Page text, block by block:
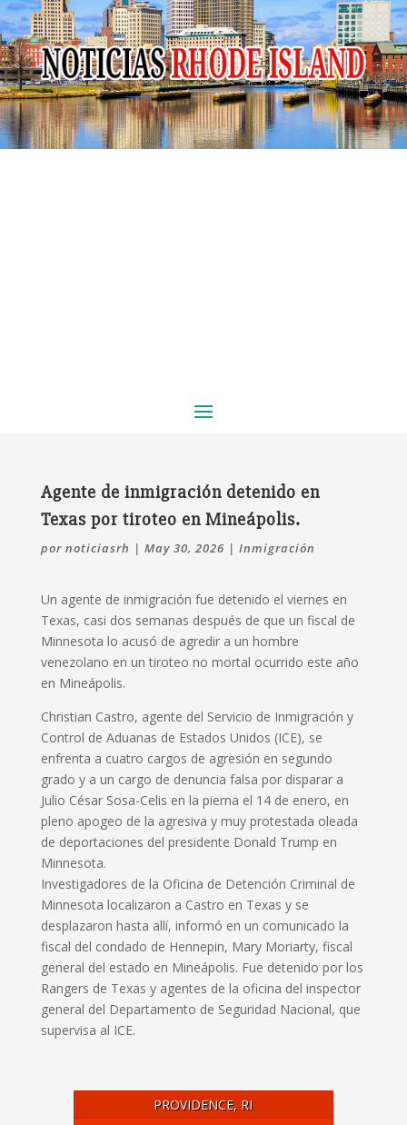
Agente de inmigración detenido en
Texas por tiroteo en Mineápolis.
por noticiasrh | May 30, 2026 | Inmigración
Un agente de inmigración fue detenido el viernes en
Texas, casi dos semanas después de que un fiscal de
Minnesota lo acusó de agredir a un hombre
‌venezolano en un tiroteo no mortal ocurrido este año
en Mineápolis.
Christian Castro, agente del Servicio de Inmigración y
‌Control de Aduanas de Estados Unidos (ICE), se
enfrenta a cuatro cargos de agresión en segundo
grado y a un cargo de denuncia falsa por ​disparar a
Julio César Sosa-Celis en la pierna el 14 de enero, en
pleno apogeo de la agresiva y muy protestada oleada
de deportaciones del presidente Donald Trump en
Minnesota.
Investigadores de la Oficina de Detención Criminal de
Minnesota localizaron a Castro en Texas y se
desplazaron hasta allí, informó en un comunicado la
fiscal del condado de Hennepin, Mary Moriarty, fiscal
general ‌del estado en Mineápolis. Fue detenido por ⁠los
Rangers de Texas y agentes de la oficina del inspector
general del Departamento de Seguridad Nacional, que
supervisa al ICE.
PROVIDENCE, RI